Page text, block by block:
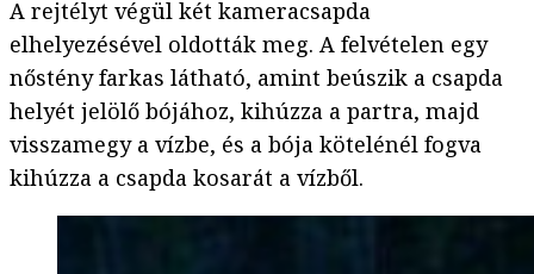
A rejtélyt végül két kameracsapda
elhelyezésével oldották meg. A felvételen egy
nőstény farkas látható, amint beúszik a csapda
helyét jelölő bójához, kihúzza a partra, majd
visszamegy a vízbe, és a bója kötelénél fogva
kihúzza a csapda kosarát a vízből.